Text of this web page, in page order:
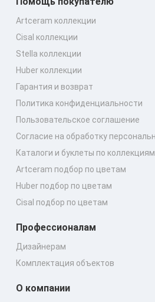
Artceram коллекции
Cisal коллекции
Stella коллекции
Huber коллекции
Гарантия и возврат
Политика конфиденциальности
Пользовательское соглашение
Согласие на обработку
Каталоги и буклеты по коллекциям
Artceram подбор по цветам
Huber подбор по цветам
Cisal подбор по цветам
Профессионалам
Дизайнерам
Комплектация объектов
О компании